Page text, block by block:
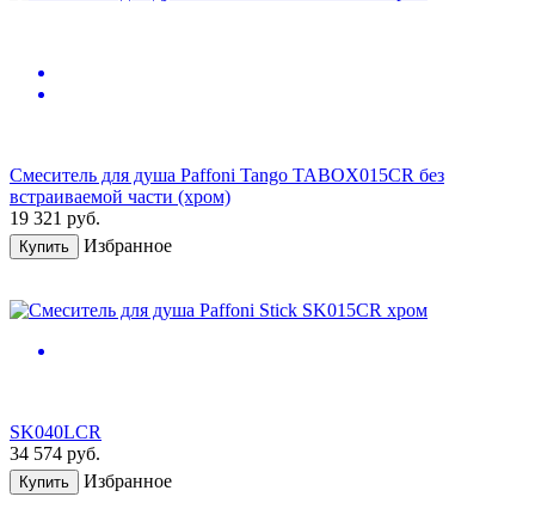
Смеситель для душа Paffoni Tango TABOX015CR без
встраиваемой части (хром)
19 321 руб.
Купить Избранное
SK040LCR
34 574 руб.
Купить Избранное